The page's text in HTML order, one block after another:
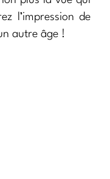
l’impression de
autre âge !